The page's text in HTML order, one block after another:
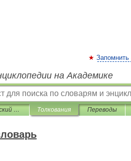
Запомнить
на Академике
Энциклопедический словарь Толкования Переводы